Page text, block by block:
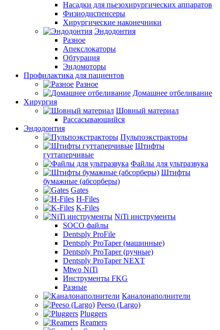
Насадки для пьезохирургических аппаратов
Физиодиспенсеры
Хирургические наконечники
Эндодонтия
Разное
Апекслокаторы
Обтурация
Эндомоторы
Профилактика для пациентов
Разное
Домашнее отбеливание
Хирургия
Шовный материал
Рассасывающийся
Эндодонтия
Пульпоэкстракторы
Штифты
гуттаперчивые
Файлы для ультразвука
Штифты
бумажные (абсорберы)
Gates
H-Files
K-Files
NiTi инструменты
SOCO файлы
Dentsply ProFile
Dentsply ProTaper (машинные)
Dentsply ProTaper (ручные)
Dentsply ProTaper NEXT
Mtwo NiTi
Инструменты FKG
Разные
Каналонаполнители
Peeso (Largo)
Pluggers
Reamers